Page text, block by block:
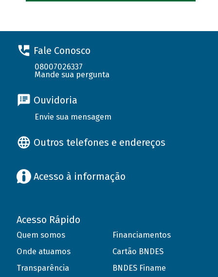
Fale Conosco
08007026337
Mande sua pergunta
Ouvidoria
Envie sua mensagem
Outros telefones e endereços
Acesso à informação
Acesso Rápido
Quem somos
Onde atuamos
Transparência
Financiamentos
Cartão BNDES
BNDES Finame